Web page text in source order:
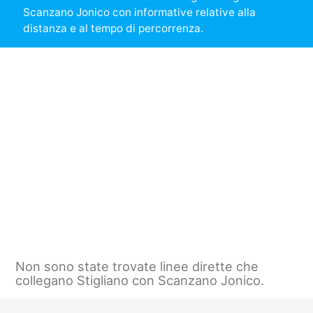
Scanzano Jonico con informative relative alla
distanza e al tempo di percorrenza.
Non sono state trovate linee dirette che
collegano Stigliano con Scanzano Jonico.